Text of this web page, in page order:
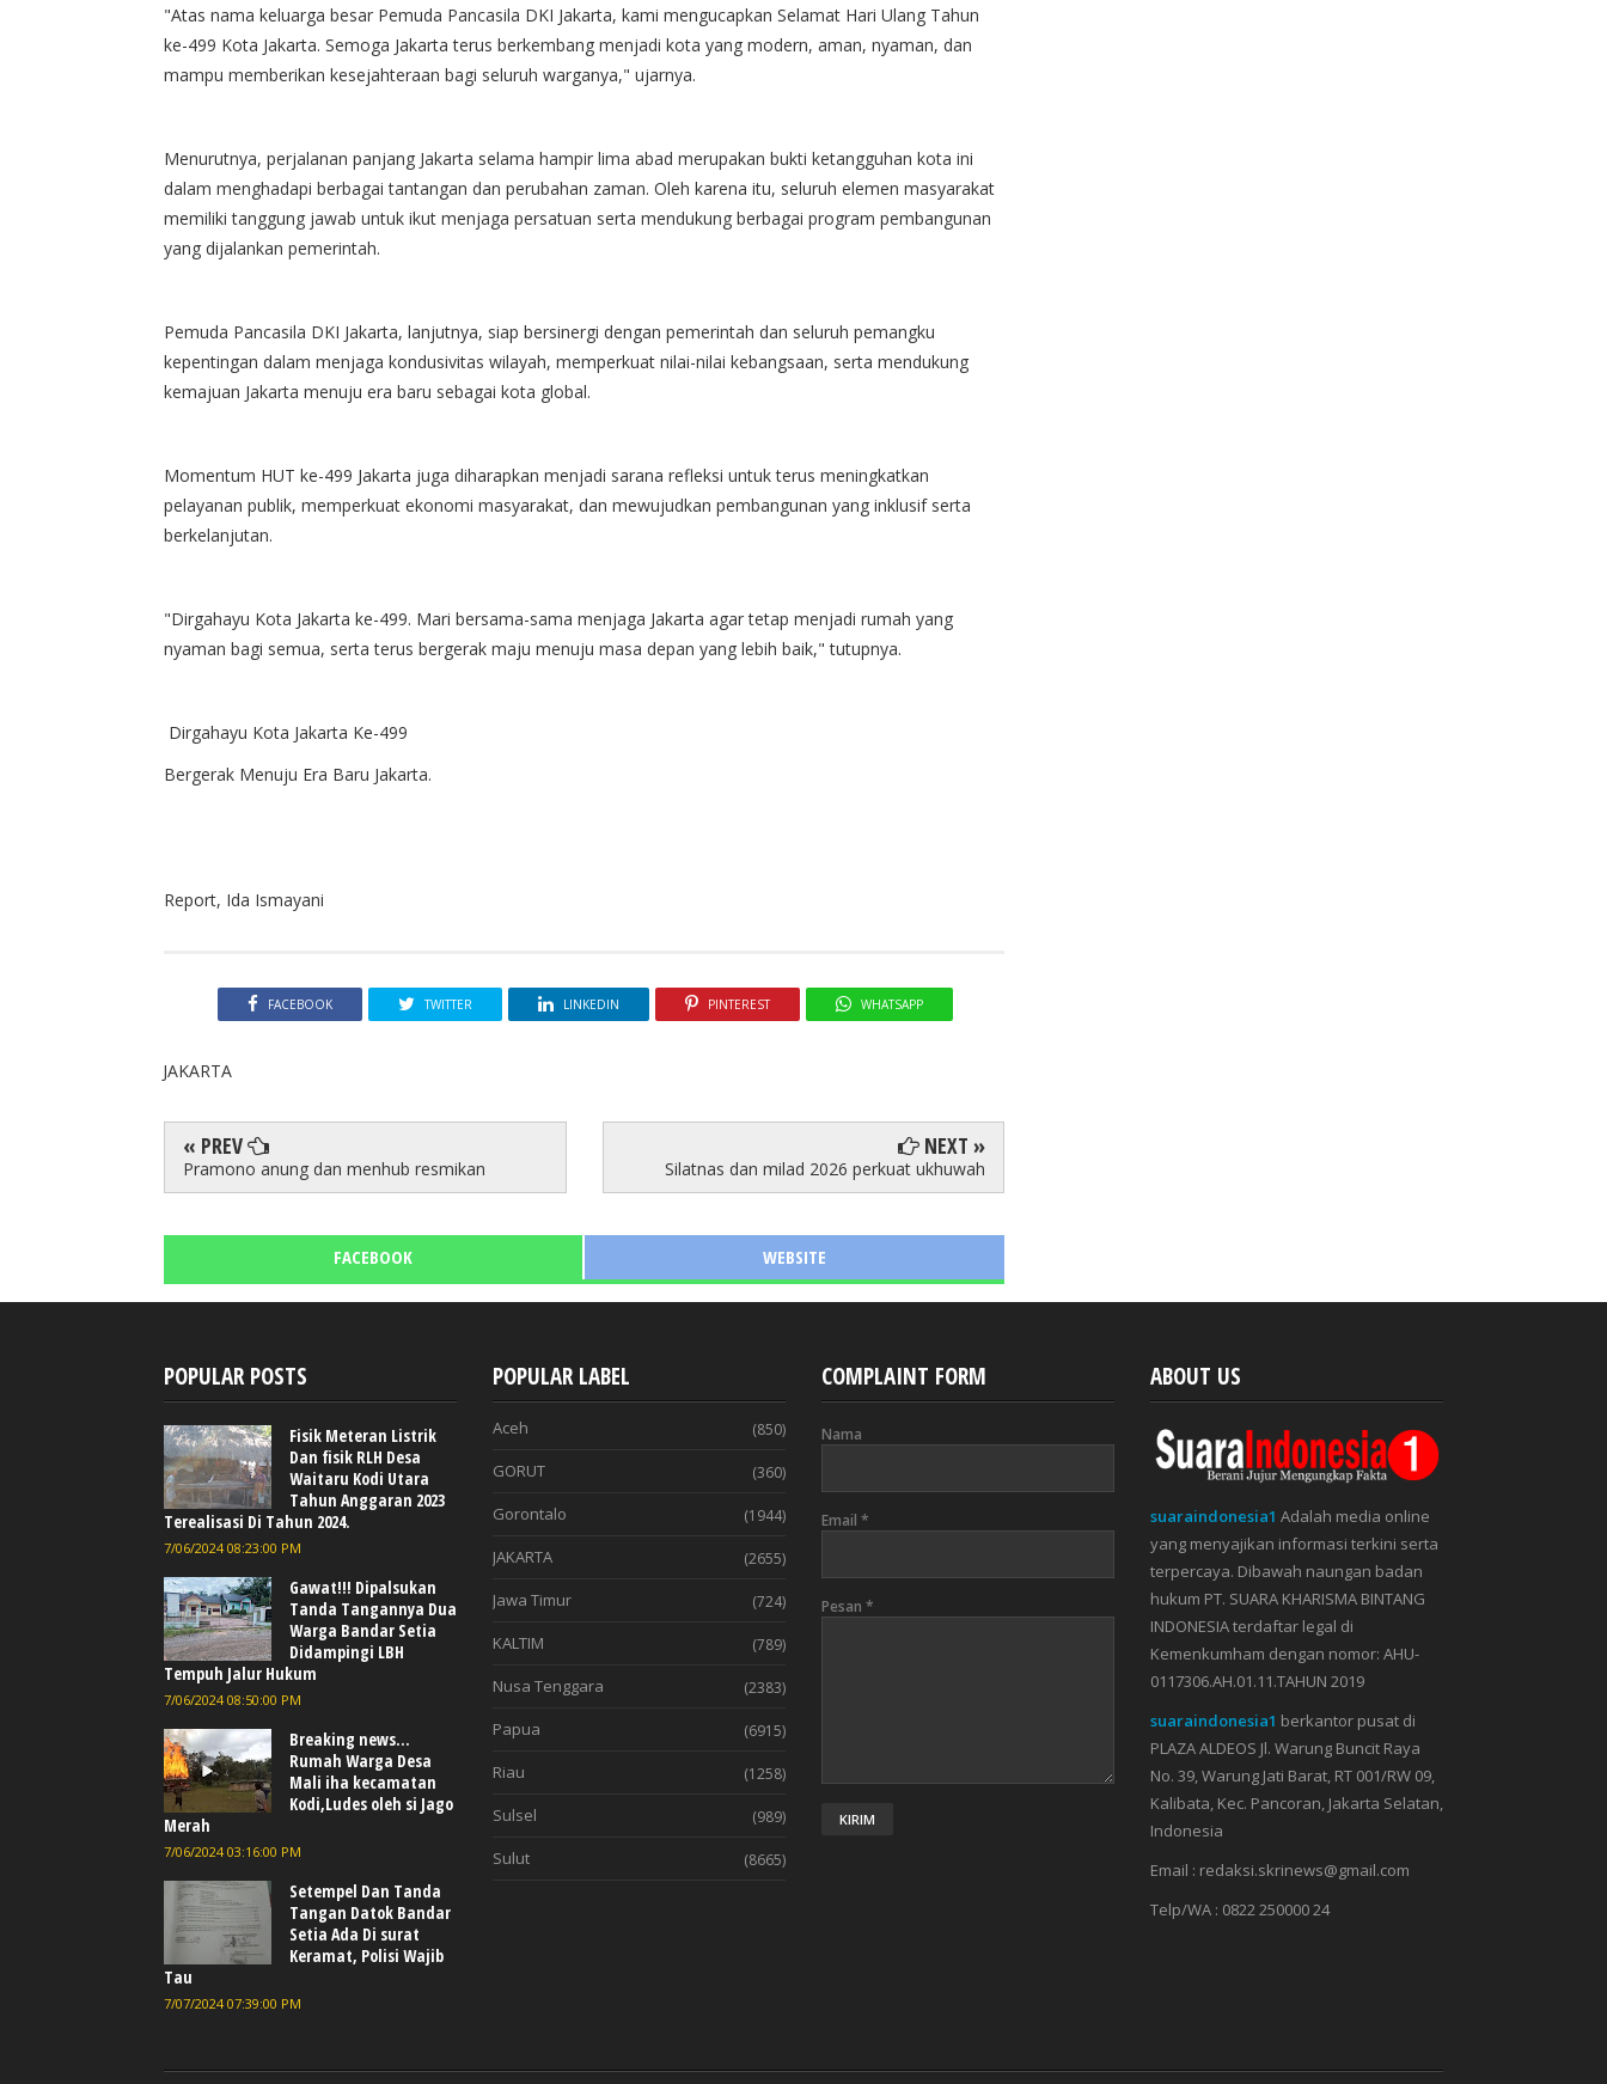
"Atas nama keluarga besar Pemuda Pancasila DKI Jakarta, kami mengucapkan Selamat Hari Ulang Tahun
ke-499 Kota Jakarta. Semoga Jakarta terus berkembang menjadi kota yang modern, aman, nyaman, dan
mampu memberikan kesejahteraan bagi seluruh warganya," ujarnya.
Menurutnya, perjalanan panjang Jakarta selama hampir lima abad merupakan bukti ketangguhan kota ini
dalam menghadapi berbagai tantangan dan perubahan zaman. Oleh karena itu, seluruh elemen masyarakat
memiliki tanggung jawab untuk ikut menjaga persatuan serta mendukung berbagai program pembangunan
yang dijalankan pemerintah.
Pemuda Pancasila DKI Jakarta, lanjutnya, siap bersinergi dengan pemerintah dan seluruh pemangku
kepentingan dalam menjaga kondusivitas wilayah, memperkuat nilai-nilai kebangsaan, serta mendukung
kemajuan Jakarta menuju era baru sebagai kota global.
Momentum HUT ke-499 Jakarta juga diharapkan menjadi sarana refleksi untuk terus meningkatkan
pelayanan publik, memperkuat ekonomi masyarakat, dan mewujudkan pembangunan yang inklusif serta
berkelanjutan.
"Dirgahayu Kota Jakarta ke-499. Mari bersama-sama menjaga Jakarta agar tetap menjadi rumah yang
nyaman bagi semua, serta terus bergerak maju menuju masa depan yang lebih baik," tutupnya.
Dirgahayu Kota Jakarta Ke-499
Bergerak Menuju Era Baru Jakarta.
Report, Ida Ismayani
FACEBOOK TWITTER LINKEDIN PINTEREST WHATSAPP
JAKARTA
« PREV
Pramono anung dan menhub resmikan
NEXT »
Silatnas dan milad 2026 perkuat ukhuwah
FACEBOOK WEBSITE
POPULAR POSTS
Fisik Meteran Listrik
Dan fisik RLH Desa
Waitaru Kodi Utara
Tahun Anggaran 2023
Terealisasi Di Tahun 2024.
7/06/2024 08:23:00 PM
Gawat!!! Dipalsukan
Tanda Tangannya Dua
Warga Bandar Setia
Didampingi LBH
Tempuh Jalur Hukum
7/06/2024 08:50:00 PM
Breaking news...
Rumah Warga Desa
Mali iha kecamatan
Kodi,Ludes oleh si Jago
Merah
7/06/2024 03:16:00 PM
Setempel Dan Tanda
Tangan Datok Bandar
Setia Ada Di surat
Keramat, Polisi Wajib
Tau
7/07/2024 07:39:00 PM
POPULAR LABEL
Aceh (850)
GORUT (360)
Gorontalo (1944)
JAKARTA (2655)
Jawa Timur (724)
KALTIM (789)
Nusa Tenggara (2383)
Papua (6915)
Riau (1258)
Sulsel (989)
Sulut (8665)
COMPLAINT FORM
Nama
Email *
Pesan *
ABOUT US
suaraindonesia1 Adalah media online
yang menyajikan informasi terkini serta
terpercaya. Dibawah naungan badan
hukum PT. SUARA KHARISMA BINTANG
INDONESIA terdaftar legal di
Kemenkumham dengan nomor: AHU-
0117306.AH.01.11.TAHUN 2019
suaraindonesia1 berkantor pusat di
PLAZA ALDEOS Jl. Warung Buncit Raya
No. 39, Warung Jati Barat, RT 001/RW 09,
Kalibata, Kec. Pancoran, Jakarta Selatan,
Indonesia
Email : redaksi.skrinews@gmail.com
Telp/WA : 0822 250000 24